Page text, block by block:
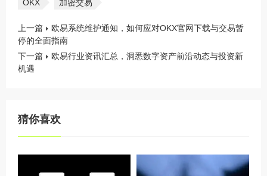
OKX 加密交易
上一篇
欧易系统维护通知，如何应对OKX官网下载与交易暂
停的全面指南
下一篇
欧易行业资讯汇总，洞悉数字资产前沿动态与投资新
机遇
猜你喜欢